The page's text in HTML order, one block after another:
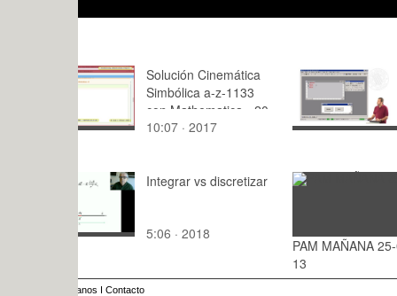
Solución Cinemática
Simbólica a-z-1133
con Mathematica - 20
de 26
10:07 · 2017
Lenguajes
Pro
12:05 ·
Integrar vs discretizar
5:06 · 2018
PAM MAÑANA 25-06- : · 2015